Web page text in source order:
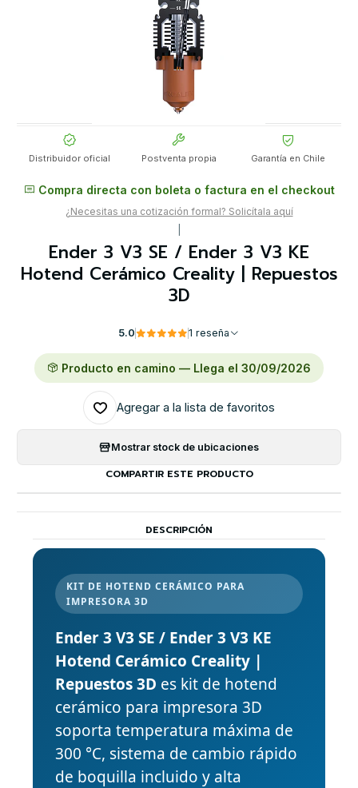
Distribuidor oficial Postventa propia Garantía en Chile
Compra directa con boleta o factura en el checkout
¿Necesitas una cotización formal? Solicítala aquí
Ender 3 V3 SE / Ender 3 V3 KE
Hotend Cerámico Creality | Repuestos
3D
5.0 1 reseña
Producto en camino — Llega el 30/09/2026
Agregar a la lista de favoritos
Mostrar stock de ubicaciones
COMPARTIR ESTE PRODUCTO
DESCRIPCIÓN
KIT DE HOTEND CERÁMICO PARA
IMPRESORA 3D
Ender 3 V3 SE / Ender 3 V3 KE
Hotend Cerámico Creality |
Repuestos 3D es kit de hotend
cerámico para impresora 3D
soporta temperatura máxima de
300 °C, sistema de cambio rápido
de boquilla incluido y alta